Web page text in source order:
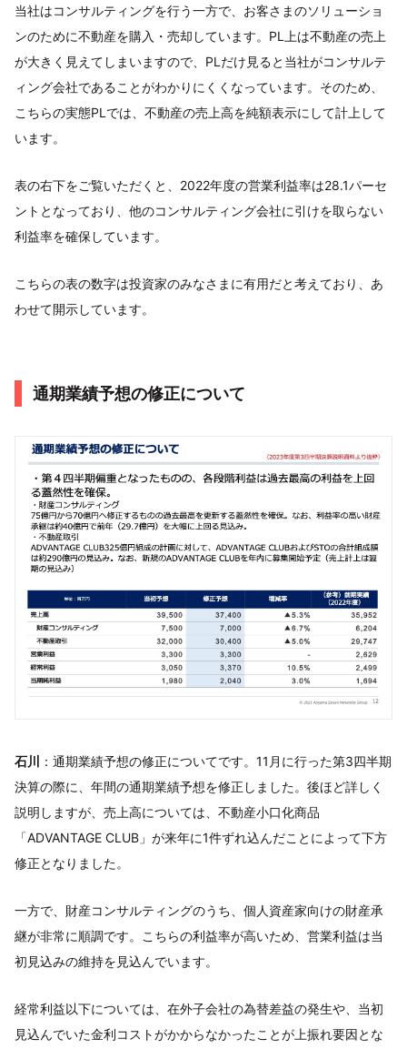
当社はコンサルティングを行う一方で、お客さまのソリューショ
ンのために不動産を購入・売却しています。PL上は不動産の売上
が大きく見えてしまいますので、PLだけ見ると当社がコンサルテ
ィング会社であることがわかりにくくなっています。そのため、
こちらの実態PLでは、不動産の売上高を純額表示にして計上して
います。
表の右下をご覧いただくと、2022年度の営業利益率は28.1パーセ
ントとなっており、他のコンサルティング会社に引けを取らない
利益率を確保しています。
こちらの表の数字は投資家のみなさまに有用だと考えており、あ
わせて開示しています。
通期業績予想の修正について
石川
：通期業績予想の修正についてです。11月に行った第3四半期
決算の際に、年間の通期業績予想を修正しました。後ほど詳しく
説明しますが、売上高については、不動産小口化商品
「ADVANTAGE CLUB」が来年に1件ずれ込んだことによって下方
修正となりました。
一方で、財産コンサルティングのうち、個人資産家向けの財産承
継が非常に順調です。こちらの利益率が高いため、営業利益は当
初見込みの維持を見込んでいます。
経常利益以下については、在外子会社の為替差益の発生や、当初
見込んでいた金利コストがかからなかったことが上振れ要因とな